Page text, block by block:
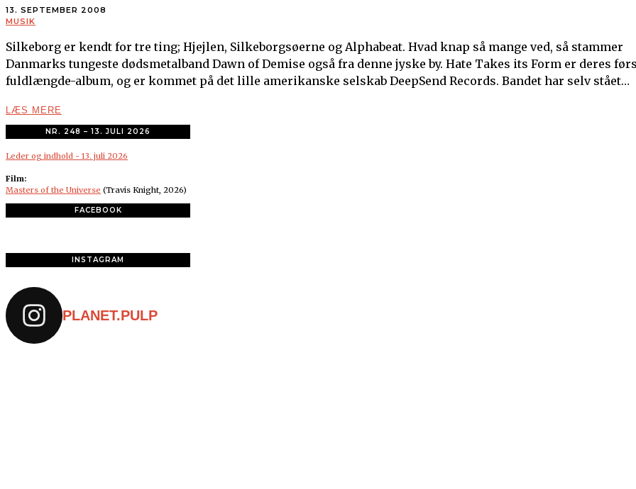
13. SEPTEMBER 2008
MUSIK
Silkeborg er kendt for tre ting; Hjejlen, Silkeborgsøerne og Alphabeat. Hvad knap så mange ved, så stammer
Danmarks tungeste dødsmetalband Dawn of Demise også fra denne jyske by. Hate Takes its Form er deres
fuldlængde-album, og er kommet på det lille amerikanske selskab DeepSend Records. Bandet har selv stået…
LÆS MERE
NR. 248 – 13. JULI 2026
Leder og indhold - 13. juli 2026
Film:
Masters of the Universe (Travis Knight, 2026)
FACEBOOK
INSTAGRAM
PLANET.PULP